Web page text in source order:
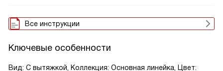
Все инструкции
Ключевые особенности
Вид: С вытяжкой, Коллекция: Основная линейка, Цвет: